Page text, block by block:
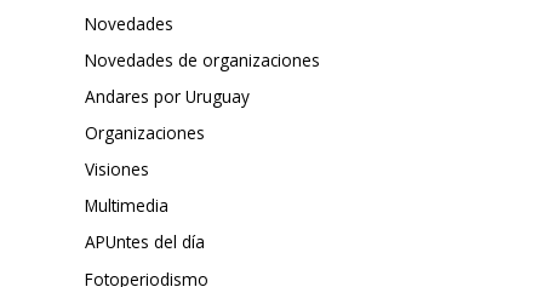
Novedades
Novedades de organizaciones
Andares por Uruguay
Organizaciones
Visiones
Multimedia
APUntes del día
Fotoperiodismo